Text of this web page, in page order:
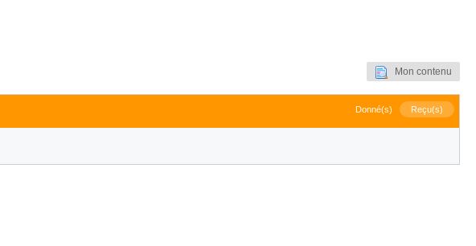
Mon contenu
Donné(s) Reçu(s)